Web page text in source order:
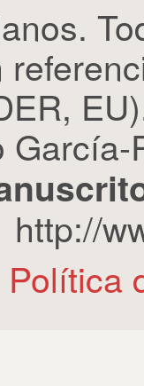
http://
Política